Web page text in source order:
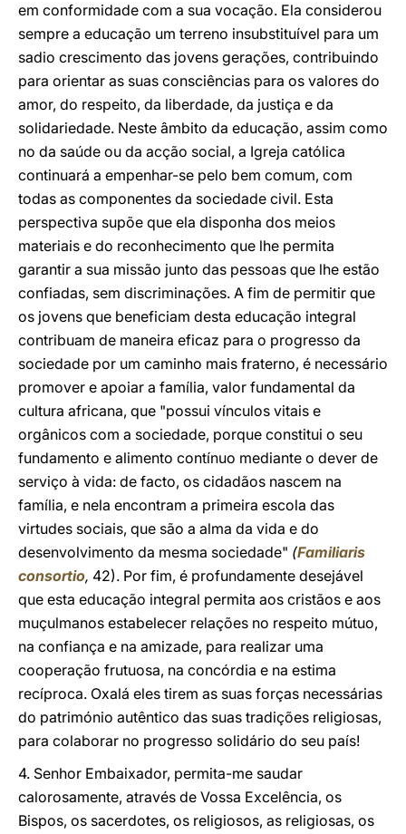
em conformidade com a sua vocação. Ela considerou
sempre a educação um terreno insubstituível para um
sadio crescimento das jovens gerações, contribuindo
para orientar as suas consciências para os valores do
amor, do respeito, da liberdade, da justiça e da
solidariedade. Neste âmbito da educação, assim como
no da saúde ou da acção social, a Igreja católica
continuará a empenhar-se pelo bem comum, com
todas as componentes da sociedade civil. Esta
perspectiva supõe que ela disponha dos meios
materiais e do reconhecimento que lhe permita
garantir a sua missão junto das pessoas que lhe estão
confiadas, sem discriminações. A fim de permitir que
os jovens que beneficiam desta educação integral
contribuam de maneira eficaz para o progresso da
sociedade por um caminho mais fraterno, é necessário
promover e apoiar a família, valor fundamental da
cultura africana, que "possui vínculos vitais e
orgânicos com a sociedade, porque constitui o seu
fundamento e alimento contínuo mediante o dever de
serviço à vida: de facto, os cidadãos nascem na
família, e nela encontram a primeira escola das
virtudes sociais, que são a alma da vida e do
desenvolvimento da mesma sociedade" (Familiaris
consortio, 42). Por fim, é profundamente desejável
que esta educação integral permita aos cristãos e aos
muçulmanos estabelecer relações no respeito mútuo,
na confiança e na amizade, para realizar uma
cooperação frutuosa, na concórdia e na estima
recíproca. Oxalá eles tirem as suas forças necessárias
do património autêntico das suas tradições religiosas,
para colaborar no progresso solidário do seu país!
4. Senhor Embaixador, permita-me saudar
calorosamente, através de Vossa Excelência, os
Bispos, os sacerdotes, os religiosos, as religiosas, os